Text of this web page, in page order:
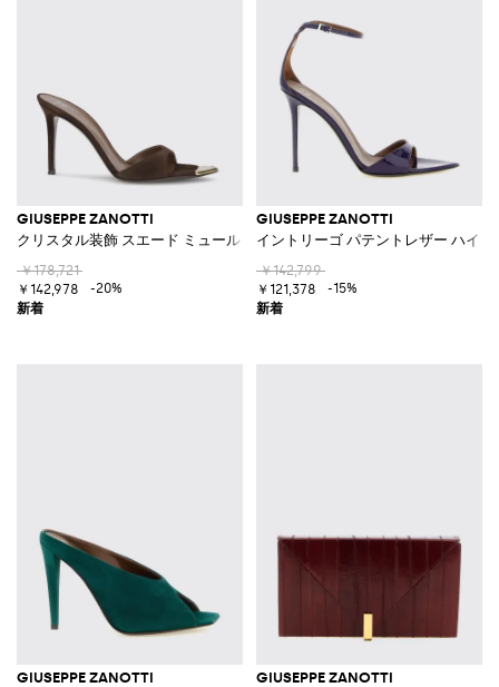
GIUSEPPE ZANOTTI
クリスタル装飾 スエード ミュール スティレットヒール
￥178,721
￥142,978
-20%
GIUSEPPE ZANOTTI
イントリーゴ パテントレザー ハイ
￥142,799
￥121,378
-15%
GIUSEPPE ZANOTTI GIUSEPPE ZANOTTI